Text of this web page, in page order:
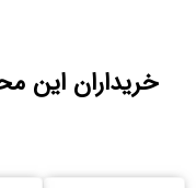
خریداران این